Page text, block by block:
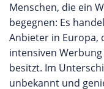
Menschen, die ein
begegnen: Es
Anbieter in Europa,
intensiven
besitzt. Im
unbekannt und